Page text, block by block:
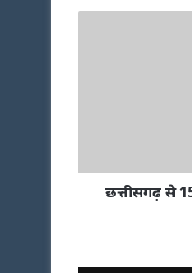
छत्तीसगढ़ से